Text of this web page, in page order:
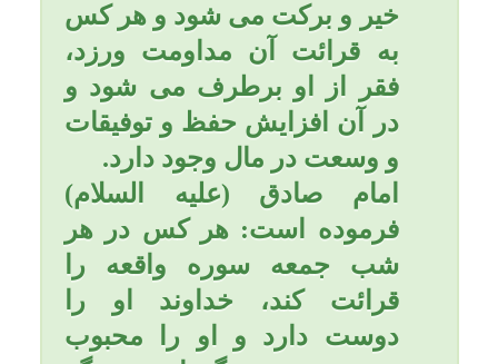
لطف خدای سبحان قرار
میگیرید. یاحقّ.
تاریخ به روزرسانی: پنجشنبه, ۳ مرداد ۱۳۹۲